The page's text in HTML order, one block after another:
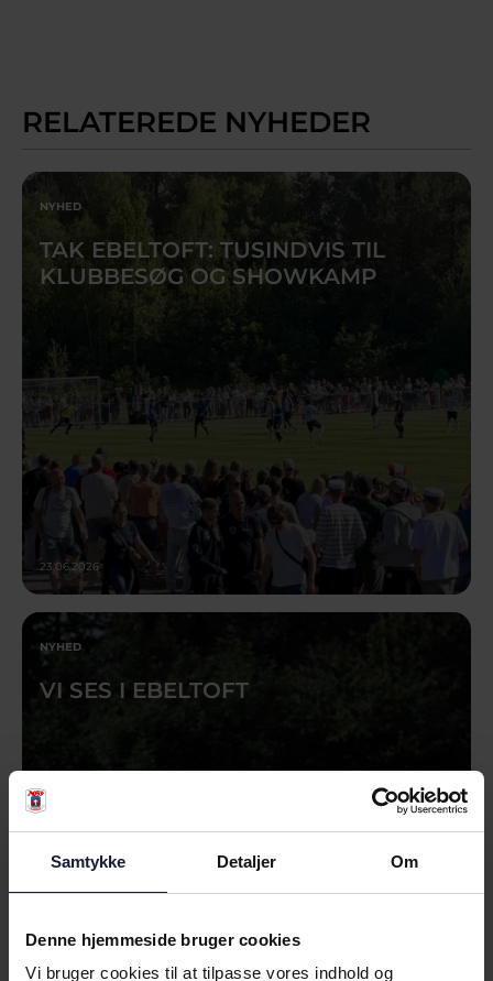
Samtykke Detaljer Om
Denne hjemmeside bruger cookies
Vi bruger cookies til at tilpasse vores indhold og
RELATEREDE NYHEDER
NYHED
TAK EBELTOFT: TUSINDVIS TIL
KLUBBESØG OG SHOWKAMP
23.06.2026
NYHED
VI SES I EBELTOFT